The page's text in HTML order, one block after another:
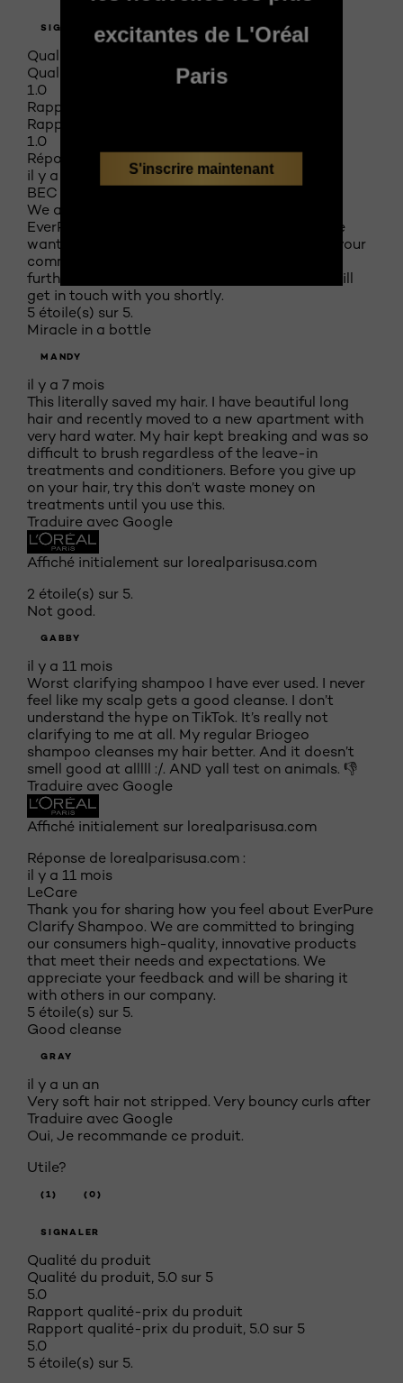
SIGNALER
Qualité du produit
Qualité du produit, 1.0 sur 5
1.0
Rapport qualité-prix du produit
Rapport qualité-prix du produit, 1.0 sur 5
1.0
Réponse de L'Oreal Paris Canada :
il y a 2 mois
BEC
We are sorry about your experience with our
EverPure Sulfate Free Clarifying Shampoo. We
want to assist, therefore, we have forwarded your
comments to the appropriate department for
further assistance. A member from our team will
get in touch with you shortly.
5 étoile(s) sur 5.
Miracle in a bottle
MANDY
il y a 7 mois
This literally saved my hair. I have beautiful long
hair and recently moved to a new apartment with
very hard water. My hair kept breaking and was so
difficult to brush regardless of the leave-in
treatments and conditioners. Before you give up
on your hair, try this don’t waste money on
treatments until you use this.
Traduire avec Google
Affiché initialement sur lorealparisusa.com
2 étoile(s) sur 5.
Not good.
GABBY
il y a 11 mois
Worst clarifying shampoo I have ever used. I never
feel like my scalp gets a good cleanse. I don’t
understand the hype on TikTok. It’s really not
clarifying to me at all. My regular Briogeo
shampoo cleanses my hair better. And it doesn’t
smell good at alllll :/. AND yall test on animals. 👎
Traduire avec Google
Affiché initialement sur lorealparisusa.com
Réponse de lorealparisusa.com :
il y a 11 mois
LeCare
Thank you for sharing how you feel about EverPure
Clarify Shampoo. We are committed to bringing
our consumers high-quality, innovative products
that meet their needs and expectations. We
appreciate your feedback and will be sharing it
with others in our company.
5 étoile(s) sur 5.
Good cleanse
GRAY
il y a un an
Very soft hair not stripped. Very bouncy curls after
Traduire avec Google
Oui, Je recommande ce produit.
Utile?
(1) (0)
SIGNALER
Qualité du produit
Qualité du produit, 5.0 sur 5
5.0
Rapport qualité-prix du produit
Rapport qualité-prix du produit, 5.0 sur 5
5.0
5 étoile(s) sur 5.
excitantes de L'Oréal
Paris
S'inscrire maintenant